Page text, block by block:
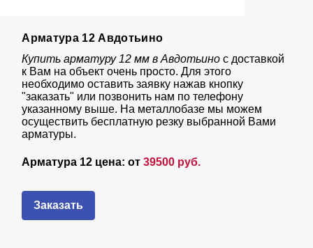
Арматура 12 Авдотьино
Купить арматуру 12 мм в Авдотьино с доставкой
к Вам на объект очень просто. Для этого
необходимо оставить заявку нажав кнопку
"заказать" или позвонить нам по телефону
указанному выше. На металлобазе мы можем
осуществить бесплатную резку выбранной Вами
арматуры.
Арматура 12 цена: от39500 руб.
Заказать